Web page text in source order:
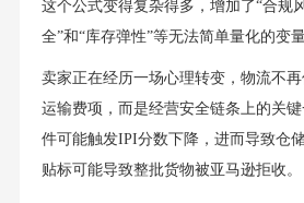
这个公式变得复杂得多，增加了“合规
全”和“库存弹性”等无法简单量化的变量
卖家正在经历一场心理转变，物流不
运输费项，而是经营安全链条上的关
件可能触发IPI分数下降，进而导致仓
贴标可能导致整批货物被亚马逊拒收。